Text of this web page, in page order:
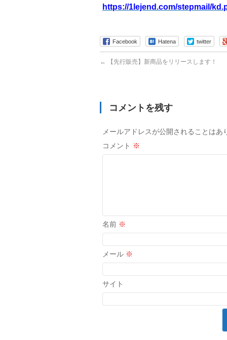
https://1lejend.com/stepmail/
Facebook Hatena twitter
← 【先行販売】新商品をリリースします！
コメントを残す
メールアドレスが公開されることはあ
コメント ※
名前 ※
メール ※
サイト